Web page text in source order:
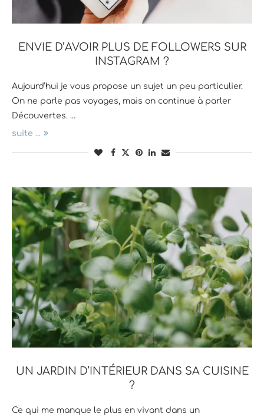
ENVIE D’AVOIR PLUS DE FOLLOWERS SUR
INSTAGRAM ?
Aujourd’hui je vous propose un sujet un peu particulier.
On ne parle pas voyages, mais on continue à parler
Découvertes. …
suite ...
UN JARDIN D’INTÉRIEUR DANS SA CUISINE
?
Ce qui me manque le plus en vivant dans un